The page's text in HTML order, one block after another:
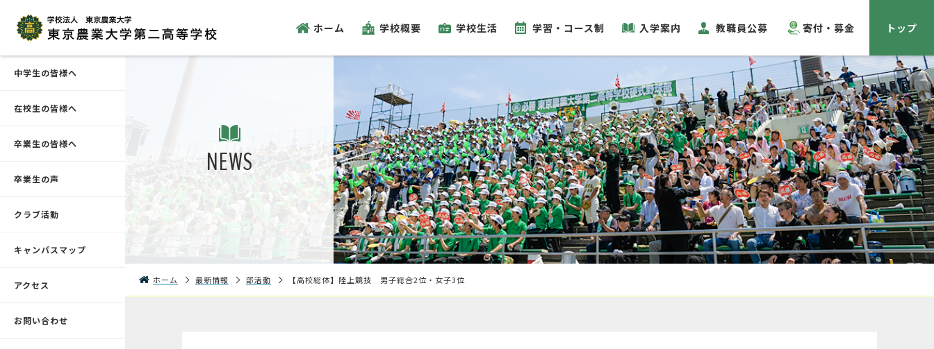
ホーム 学校概要 学校生活 学習・コース制 入学案内 教職員公募 寄付・募金 トップ
中学生の皆様へ
在校生の皆様へ
卒業生の皆様へ
卒業生の声
クラブ活動
キャンパスマップ
アクセス
お問い合わせ
NEWS
ホーム 最新情報 部活動 【高校総体】陸上競技 男子総合2位・女子3位